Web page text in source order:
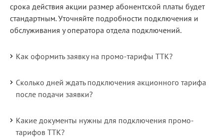
срока действия акции размер абонентской платы будет
стандартным. Уточняйте подробности подключения и
обслуживания у оператора отдела подключений.
Как оформить заявку на промо-тарифы ТТК?
Сколько дней ждать подключения акционного тарифа
после подачи заявки?
Какие документы нужны для подключения промо-
тарифов ТТК?